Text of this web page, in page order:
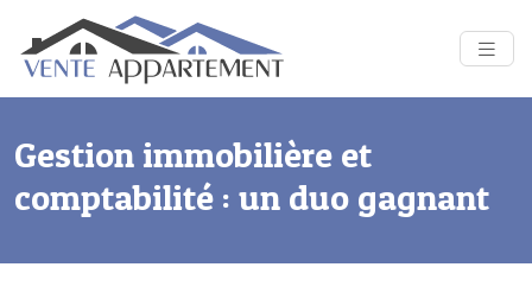
Gestion immobilière et
comptabilité : un duo gagnant